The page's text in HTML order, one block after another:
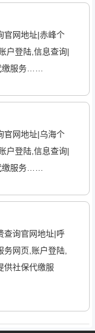
官网地址|赤峰个
户登陆,信息查询|
缴服务……
官网地址|乌海个
户登陆,信息查询|
缴服务……
查询官网地址|呼
网页,账户登陆,
供社保代缴服